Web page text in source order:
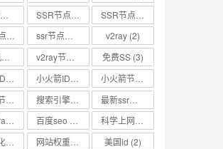
v2ray (2)
免费SS (3)
(2)
(2)百度seo
美国id (2)